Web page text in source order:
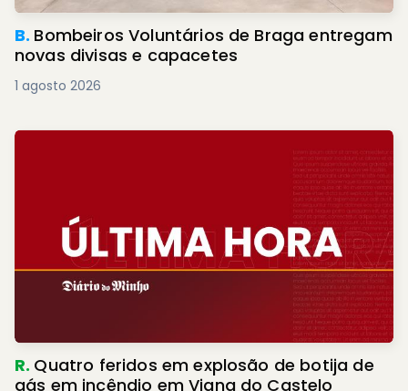
B. Bombeiros Voluntários de Braga entregam
novas divisas e capacetes
1 agosto 2026
R. Quatro feridos em explosão de botija de
gás em incêndio em Viana do Castelo